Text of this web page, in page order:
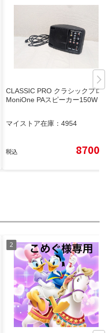
CLASSIC PRO クラシックプロ
MoniOne PAスピーカー150W
マイストア在庫： 4954
税込 8700